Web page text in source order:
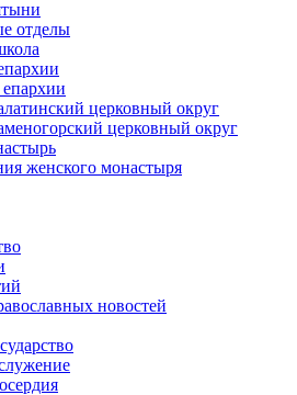
отделы
церковный округ
церковный округ
женского монастыря
новостей